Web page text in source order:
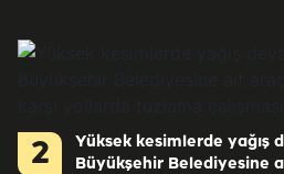
2
Yüksek kesimlerde yağış
Büyükşehir Belediyesine